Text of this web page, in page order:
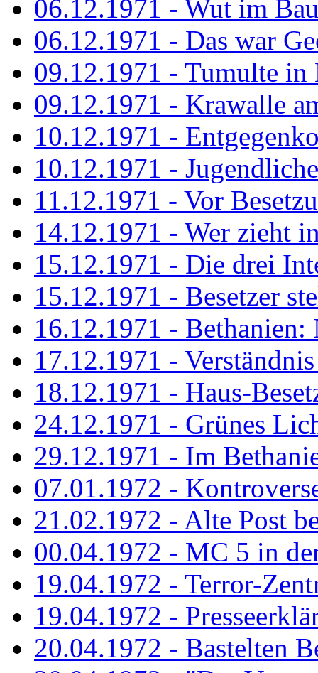
06.12.1971 - Wut im
06.12.1971 - Das war
09.12.1971 - Tumulte in
09.12.1971 - Krawalle
10.12.1971 -
10.12.1971 -
11.12.1971 - Vor
14.12.1971 - Wer zieht
15.12.1971 - Die drei
15.12.1971 - Besetzer
16.12.1971 - Bethanien:
17.12.1971 -
18.12.1971 - Haus-
24.12.1971 - Grünes
29.12.1971 - Im
07.01.1972 -
21.02.1972 - Alte Post
00.04.1972 - MC 5 in
19.04.1972 - Terror-
19.04.1972 -
20.04.1972 - Bastelten